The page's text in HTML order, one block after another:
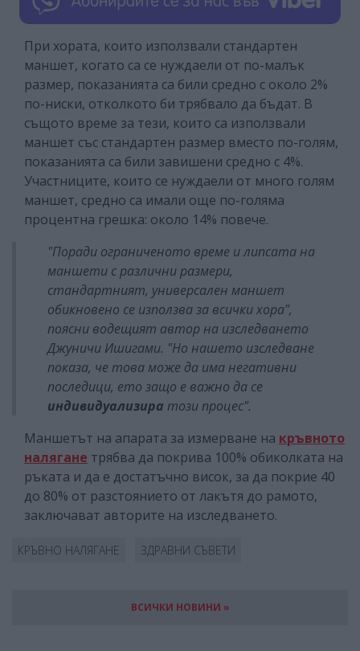
При хората, които използвали стандартен
маншет, когато са се нуждаели от по-малък
размер, показанията са били средно с около 2%
по-ниски, отколкото би трябвало да бъдат. В
същото време за тези, които са използвали
маншет със стандартен размер вместо по-голям,
показанията са били завишени средно с 4%.
Участниците, които се нуждаели от много голям
маншет, средно са имали още по-голяма
процентна грешка: около 14% повече.
"Поради ограниченото време и липсата на
маншети с различни размери,
стандартният, универсален маншет
обикновено се използва за всички хора",
поясни водещият автор на изследването
Джуничи Ишигами. "Но нашето изследване
показа, че това може да има негативни
последици, ето защо е важно да се
индивидуализира този процес".
Маншетът на апарата за измерване на кръвното
налягане трябва да покрива 100% обиколката на
ръката и да е достатъчно висок, за да покрие 40
до 80% от разстоянието от лакътя до рамото,
заключават авторите на изследването.
КРЪВНО НАЛЯГАНЕ ЗДРАВНИ СЪВЕТИ
ВСИЧКИ НОВИНИ »